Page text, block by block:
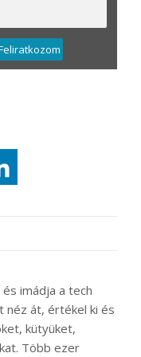
imádja a tech
néz át, értékel ki és
kütyüket,
Több ezer